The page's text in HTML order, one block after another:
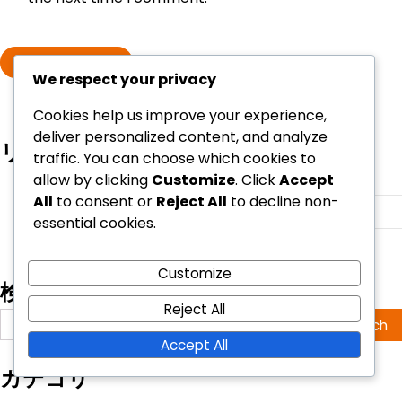
リンク
私たちの物語
閲覧
検索
Search
for:
カテゴリ
We respect your privacy
Cookies help us improve your experience,
deliver personalized content, and analyze
traffic. You can choose which cookies to
allow by clicking Customize. ClickAccept
All to consent or Reject All to decline non-
essential cookies.
Customize
Reject All
Accept All